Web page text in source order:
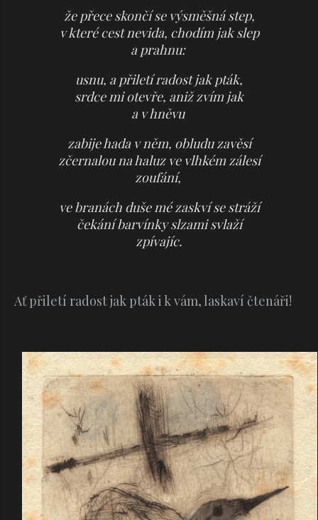
že přece skončí se výsměšná step,
v které cest nevida, chodím jak slep
a prahnu:
usnu, a přiletí radost jak pták,
srdce mi otevře, aniž zvím jak
a v hněvu
zabije hada v něm, obludu zavěsí
zčernalou na haluz ve vlhkém zálesí
zoufání,
ve branách duše mé zaskví se stráží
čekání barvínky slzami svlaží
zpívajíc.
Ať přiletí radost jak pták i k vám, laskaví čtenáři!